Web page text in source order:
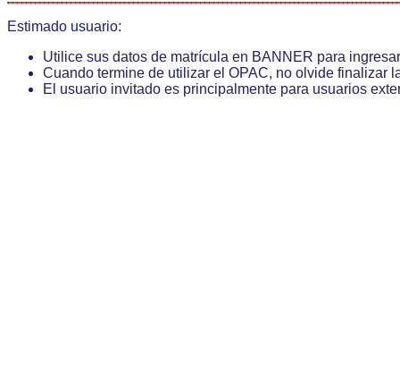
Estimado usuario:
Utilice sus datos de matrícula en BANNER para ingresar
Cuando termine de utilizar el OPAC, no olvide finalizar
El usuario invitado es principalmente para usuarios